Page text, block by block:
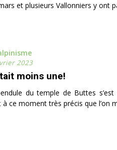
et plusieurs Vallonniers y ont
2023
moins une!
du temple de Buttes
à ce moment très précis que l’on